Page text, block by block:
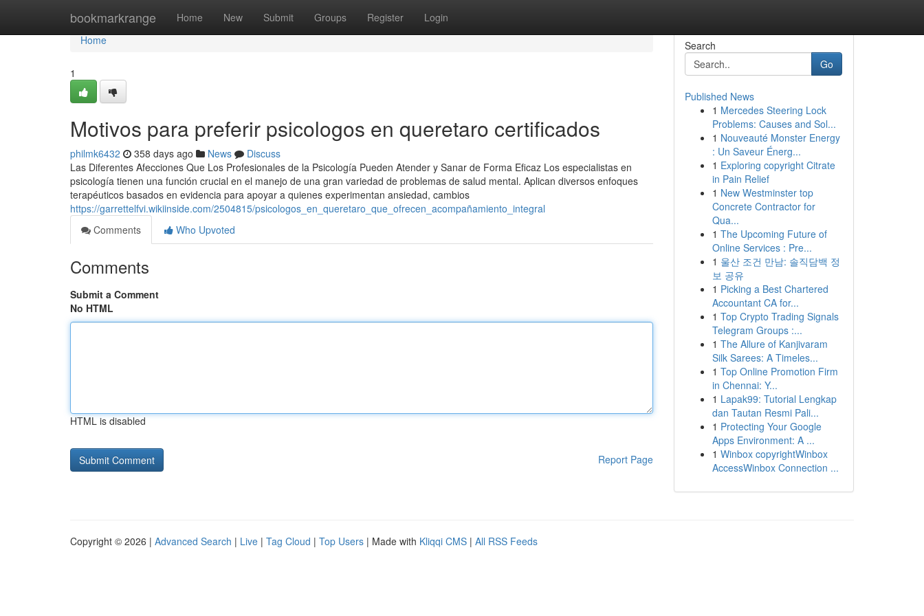
bookmarkrange Home New Submit Groups Register Login
Home
Home
1
Motivos para preferir psicologos en queretaro certificados
philmk6432 358 days ago News
Discuss
Las Diferentes Afecciones Que Los Profesionales de la Psicología Pueden Atender y Sanar de Forma Eficaz Los especialistas en
psicología tienen una función crucial en el manejo de una gran variedad de problemas de salud mental. Aplican diversos enfoques
terapéuticos basados en evidencia para apoyar a quienes experimentan ansiedad, cambios
https://garrettelfvi.wikiinside.com/2504815/psicologos_en_queretaro_que_ofrecen_acompañamiento_integral
Comments
Who Upvoted
Comments
Submit a Comment
No HTML
HTML is disabled
Report Page
Search
Go
Published News
1 Mercedes Steering Lock
Problems: Causes and Sol...
1 Nouveauté Monster Energy
: Un Saveur Énerg...
1 Exploring copyright Citrate
in Pain Relief
1 New Westminster top
Concrete Contractor for
Qua...
1 The Upcoming Future of
Online Services : Pre...
1 울산 조건 만남: 솔직담백 정
보 공유
1 Picking a Best Chartered
Accountant CA for...
1 Top Crypto Trading Signals
Telegram Groups :...
1 The Allure of Kanjivaram
Silk Sarees: A Timeles...
1 Top Online Promotion Firm
in Chennai: Y...
1 Lapak99: Tutorial Lengkap
dan Tautan Resmi Pali...
1 Protecting Your Google
Apps Environment: A ...
1 Winbox copyrightWinbox
AccessWinbox Connection ...
Copyright © 2026 | Advanced Search | Live | Tag Cloud | Top Users | Made with Kliqqi CMS | All RSS Feeds